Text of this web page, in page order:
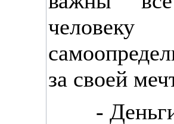
за своей
- Деньги